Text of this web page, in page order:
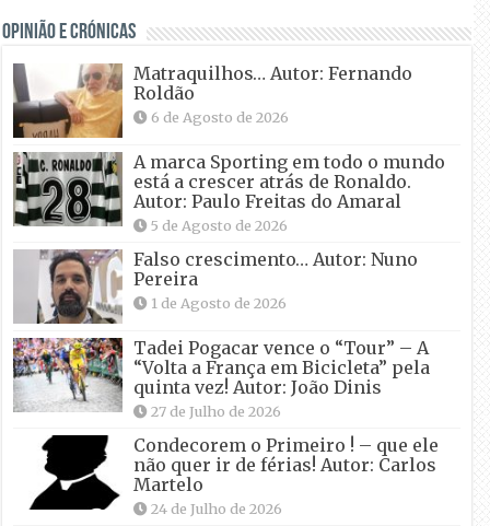
OPINIÃO E CRÓNICAS
Matraquilhos… Autor: Fernando
Roldão
6 de Agosto de 2026
A marca Sporting em todo o mundo
está a crescer atrás de Ronaldo.
Autor: Paulo Freitas do Amaral
5 de Agosto de 2026
Falso crescimento… Autor: Nuno
Pereira
1 de Agosto de 2026
Tadei Pogacar vence o “Tour” – A
“Volta a França em Bicicleta” pela
quinta vez! Autor: João Dinis
27 de Julho de 2026
Condecorem o Primeiro ! – que ele
não quer ir de férias! Autor: Carlos
Martelo
24 de Julho de 2026